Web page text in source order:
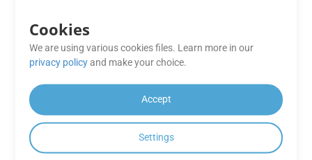
Cloud를 응용 프로그램에 쉽게 통합하는 데 도움이 됩니다.
내 문서는 처리 후에 GroupDocs 서버
에 저장됩니까?
아니요, GroupDocs.Parser Cloud는 처리 후에 문서를 서버에
저장하지 않습니다. 이는 데이터의 개인정보 보호와 보안을
보장하는 데 도움이 됩니다.
Cookies
We are using various cookies files. Learn more in our
privacy policyand make your choice.
Accept
Settings